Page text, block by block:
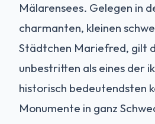
Mälarensees. Gelegen in
charmanten, kleinen
Städtchen Mariefred, gilt
unbestritten als eines der
historisch bedeutendsten
Monumente in ganz